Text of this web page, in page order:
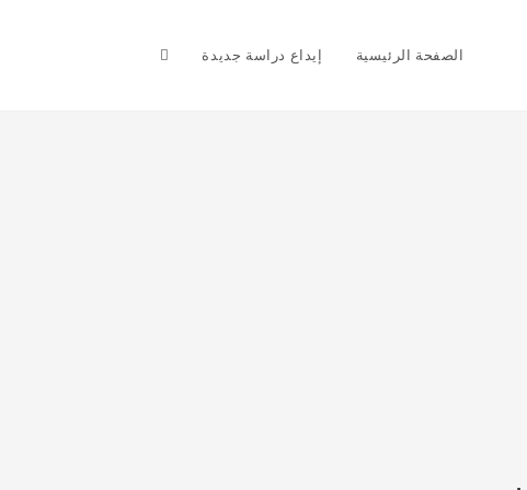
الصفحة الرئيسية إيداع دراسة جديدة Toggle